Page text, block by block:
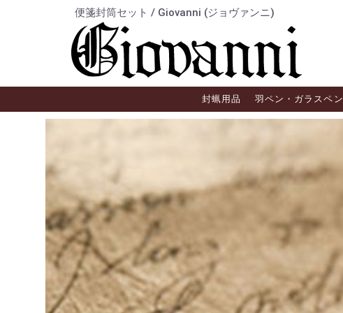
便箋封筒セット / Giovanni (ジョヴァンニ)
封蝋用品 羽ペン・ガラスペン